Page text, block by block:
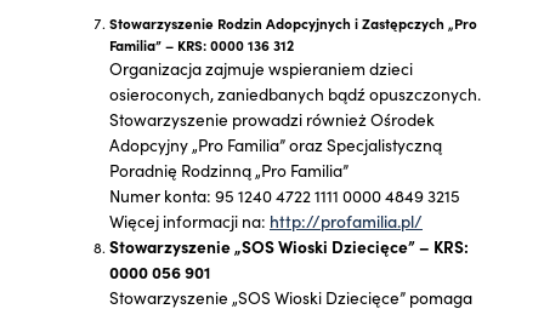
Stowarzyszenie Rodzin Adopcyjnych i Zastępczych „Pro
Familia” – KRS: 0000 136 312
Organizacja zajmuje wspieraniem dzieci
osieroconych, zaniedbanych bądź opuszczonych.
Stowarzyszenie prowadzi również Ośrodek
Adopcyjny „Pro Familia” oraz Specjalistyczną
Poradnię Rodzinną „Pro Familia”
Numer konta: 95 1240 4722 1111 0000 4849 3215
Więcej informacji na: http://profamilia.pl/
Stowarzyszenie „SOS Wioski Dziecięce” – KRS:
0000 056 901
Stowarzyszenie „SOS Wioski Dziecięce” pomaga